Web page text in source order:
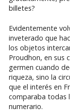
billetes?
Evidentemente
inveterado que
los objetos
Proudhon, en sus
germen cuando
riqueza, sino la
que el interés en
comparaba todas
numerario.